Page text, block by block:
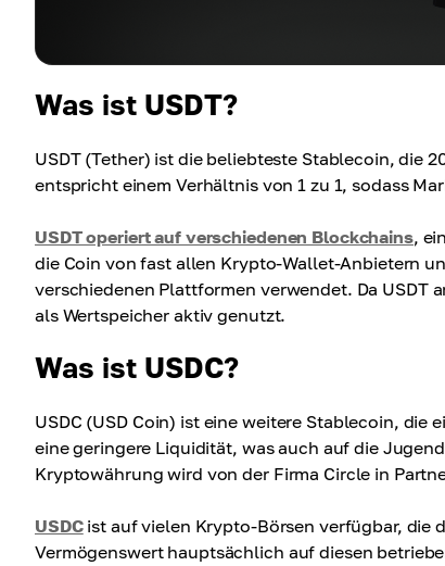
Was ist USDT?
USDT (Tether) ist die beliebteste Stablecoin, die
entspricht einem Verhältnis von 1 zu 1, sodass
USDT operiert auf verschiedenen Blockchains,
die Coin von fast allen Krypto-Wallet-Anbietern
verschiedenen Plattformen verwendet. Da USDT
als Wertspeicher aktiv genutzt.
Was ist USDC?
USDC (USD Coin) ist eine weitere Stablecoin, die
eine geringere Liquidität, was auch auf die
Kryptowährung wird von der Firma Circle in
USDCist auf vielen Krypto-Börsen verfügbar, die
Vermögenswert hauptsächlich auf diesen